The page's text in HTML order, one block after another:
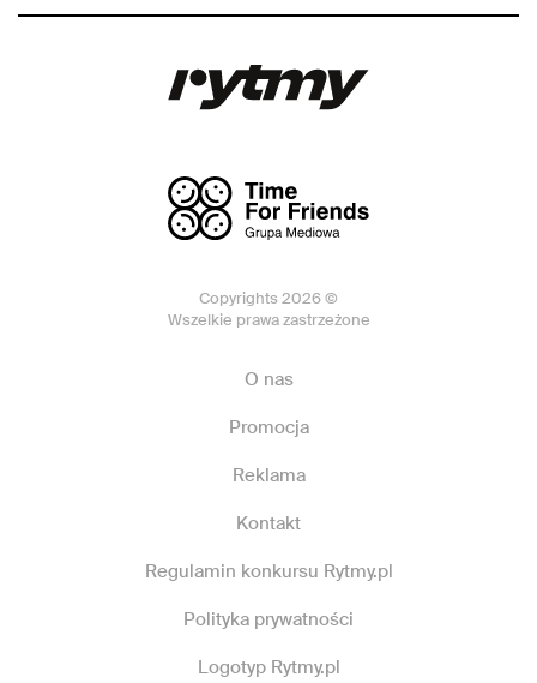
Copyrights 2026 ©
Wszelkie prawa zastrzeżone
O nas
Promocja
Reklama
Kontakt
Regulamin konkursu Rytmy.pl
Polityka prywatności
Logotyp Rytmy.pl